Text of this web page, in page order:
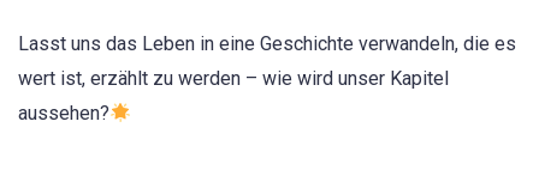
Lasst uns das Leben in eine Geschichte verwandeln, die es
wert ist, erzählt zu werden – wie wird unser Kapitel
aussehen?